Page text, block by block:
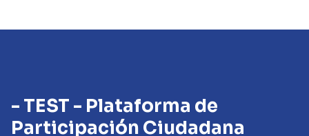
- TEST - Plataforma de
Participación Ciudadana